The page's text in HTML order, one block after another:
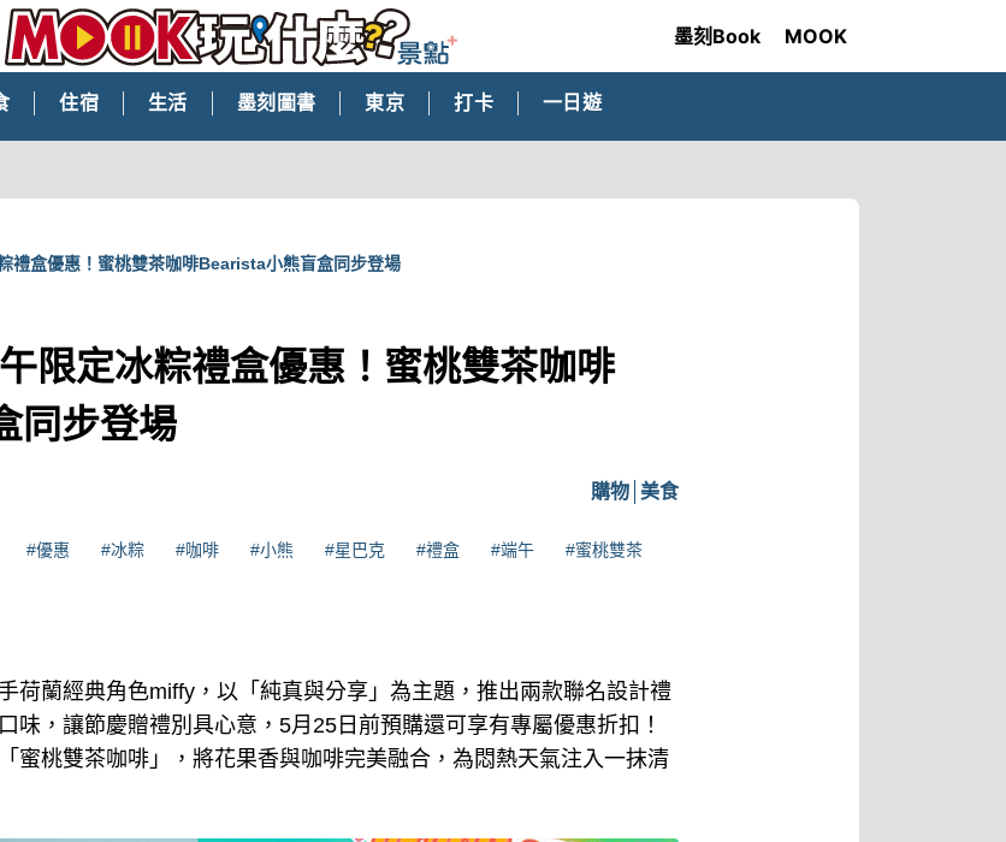
墨刻Book MOOK
住宿 生活 墨刻圖書 東京 打卡 一日遊
禮盒優惠！蜜桃雙茶咖啡Bearista小熊盲盒同步登場
限定冰粽禮盒優惠！蜜桃雙茶咖啡
同步登場
購物 美食
#優惠 #冰粽 #咖啡 #小熊 #星巴克 #禮盒 #端午 #蜜桃雙茶
荷蘭經典角色miffy，以「純真與分享」為主題，推出兩款聯名設計禮
味，讓節慶贈禮別具心意，5月25日前預購還可享有專屬優惠折扣！
蜜桃雙茶咖啡」，將花果香與咖啡完美融合，為悶熱天氣注入一抹清